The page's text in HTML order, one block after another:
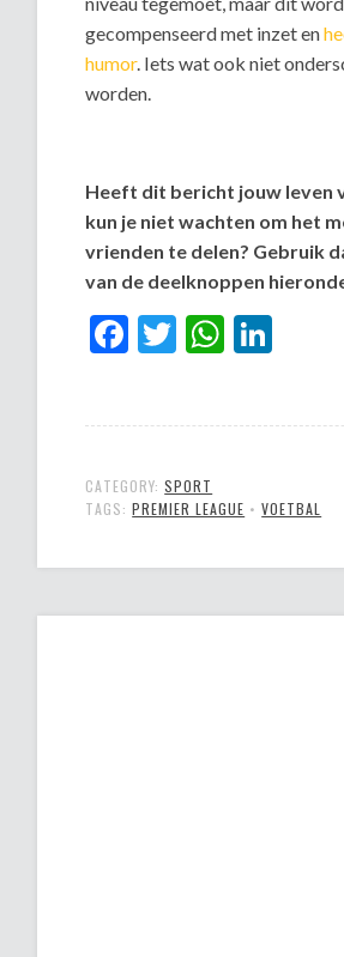
gecompenseerd met inzet en
humor. Iets wat ook niet
worden.
Heeft dit bericht jouw leven
kun je niet wachten om het
vrienden te delen? Gebruik
van de deelknoppen
Facebook
Twitter
CATEGORY:SPORT
TAGS:PREMIER LEAGUE •VOETBAL